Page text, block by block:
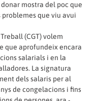
mostra del poc que
que viu avui
(CGT) volem
que aprofundeix encara
salarials i en la
La signatura
dels salaris per al
de congelacions i fins